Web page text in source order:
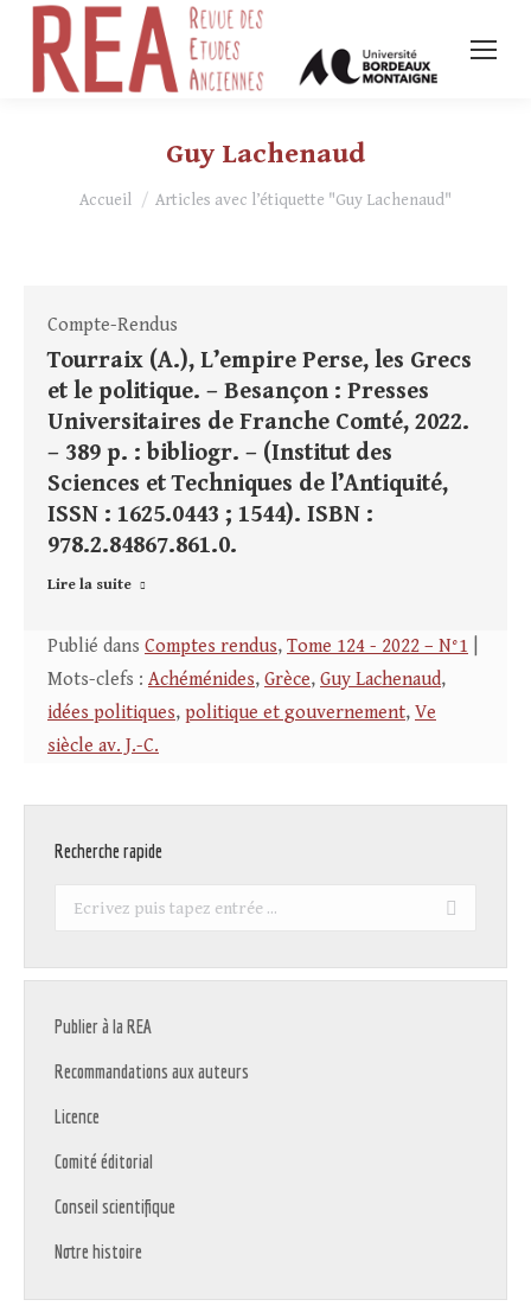
Guy Lachenaud
Vous êtes ici :
Accueil Articles avec l’étiquette "Guy Lachenaud"
Compte-Rendus
Tourraix (A.), L’empire Perse, les Grecs
et le politique. – Besançon : Presses
Universitaires de Franche Comté, 2022.
– 389 p. : bibliogr. – (Institut des
Sciences et Techniques de l’Antiquité,
ISSN : 1625.0443 ; 1544). ISBN :
978.2.84867.861.0.
Lire la suite
Publié dans Comptes rendus, Tome 124 - 2022 – N°1
Mots-clefs : Achéménides, Grèce, Guy Lachenaud,
idées politiques, politique et gouvernement, Ve
siècle av. J.-C.
Recherche rapide
Recherche
Publier à la REA
Recommandations aux auteurs
Licence
Comité éditorial
Conseil scientifique
Notre histoire